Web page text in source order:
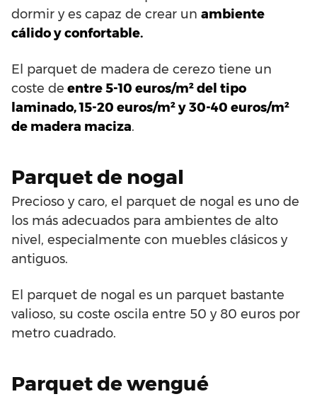
dormir y es capaz de crear un ambiente
cálido y confortable.
El parquet de madera de cerezo tiene un
coste de entre 5-10 euros/m² del tipo
laminado, 15-20 euros/m² y 30-40 euros/m²
de madera maciza.
Parquet de nogal
Precioso y caro, el parquet de nogal es uno de
los más adecuados para ambientes de alto
nivel, especialmente con muebles clásicos y
antiguos.
El parquet de nogal es un parquet bastante
valioso, su coste oscila entre 50 y 80 euros por
metro cuadrado.
Parquet de wengué